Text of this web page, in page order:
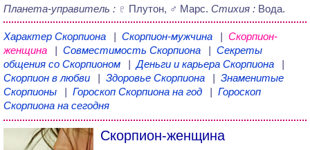
Планета-управитель : ♇ Плутон, ♂ Марс. Стихия : Вода.
Характер Скорпиона | Скорпион-мужчина | Скорпион-
женщина
| Совместимость Скорпиона | Секреты
общения со Скорпионом
|Деньги и карьера Скорпиона
|
Скорпион в любви
| Здоровье Скорпиона | Знаменитые
Скорпионы
| Гороскоп Скорпиона на год | Гороскоп
Скорпиона на сегодня
Скорпион-женщина